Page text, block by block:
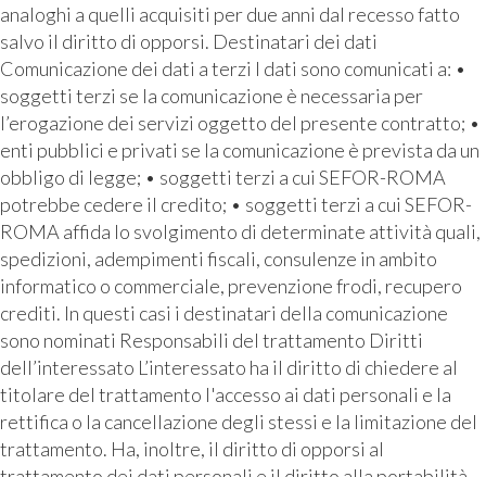
analoghi a quelli acquisiti per due anni dal recesso fatto
salvo il diritto di opporsi. Destinatari dei dati
Comunicazione dei dati a terzi I dati sono comunicati a: •
soggetti terzi se la comunicazione è necessaria per
l’erogazione dei servizi oggetto del presente contratto; •
enti pubblici e privati se la comunicazione è prevista da un
obbligo di legge; • soggetti terzi a cui SEFOR-ROMA
potrebbe cedere il credito; • soggetti terzi a cui SEFOR-
ROMA affida lo svolgimento di determinate attività quali,
spedizioni, adempimenti fiscali, consulenze in ambito
informatico o commerciale, prevenzione frodi, recupero
crediti. In questi casi i destinatari della comunicazione
sono nominati Responsabili del trattamento Diritti
dell’interessato L’interessato ha il diritto di chiedere al
titolare del trattamento l'accesso ai dati personali e la
rettifica o la cancellazione degli stessi e la limitazione del
trattamento. Ha, inoltre, il diritto di opporsi al